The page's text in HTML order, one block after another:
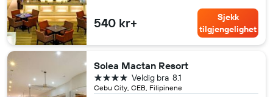
540 kr+
Sjekk
tilgjengelighet
Solea Mactan Resort
Cebu City, CEB, Filipinene
8.1
Veldig bra
4 stjerner